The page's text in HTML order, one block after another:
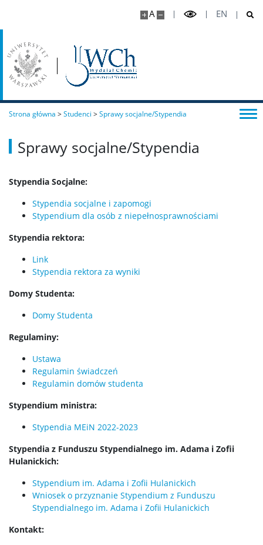
A EN
Chemia medyczna I stopnia
Chemiczna analiza instrumentalna I stopnia
Chemia II stopnia
Chemia medyczna II stopnia
Studia w ramach MISMaP
Studia podyplomowe
Dziekanat Studencki
Pełnomocniczka ds. osób ze specjalnymi
potrzebami edukacyjnymi
Sprawy socjalne/Stypendia
Strona główna >Studenci >Sprawy socjalne/Stypendia
Sprawy socjalne/Stypendia
Stypendia Socjalne:
Stypendia socjalne i zapomogi
Stypendium dla osób z niepełnosprawnościami
Stypendia rektora:
Link
Stypendia rektora za wyniki
Domy Studenta:
Domy Studenta
Regulaminy:
Ustawa
Regulamin świadczeń
Regulamin domów studenta
Stypendium ministra:
Stypendia MEiN 2022-2023
Stypendia z Funduszu Stypendialnego im. Adama i Zofii
Hulanickich:
Stypendium im. Adama i Zofii Hulanickich
Wniosek o przyznanie Stypendium z Funduszu
Stypendialnego im. Adama i Zofii Hulanickich
Kontakt: